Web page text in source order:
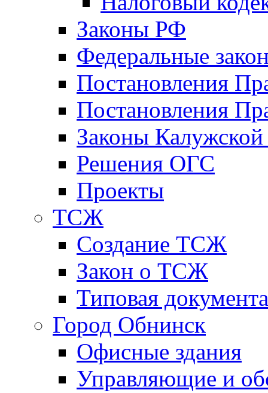
Законы РФ
Федеральные
Постановления
Постановления
Законы Калужской
Решения ОГС
Проекты
ТСЖ
Создание ТСЖ
Закон о ТСЖ
Типовая
Город Обнинск
Офисные здания
Управляющие и